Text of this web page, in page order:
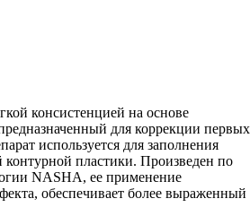
консистенцией на основе
для коррекции первых
используется для заполнения
пластики. Произведен по
NASHA, ее применение
обеспечивает более выраженный